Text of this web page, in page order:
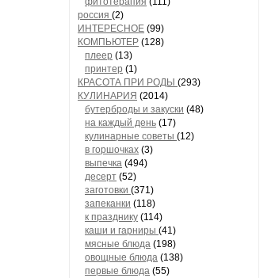
россия (2)
ИНТЕРЕСНОЕ (99)
КОМПЬЮТЕР (128)
плеер (13)
принтер (1)
КРАСОТА ПРИ РОДЫ (293)
КУЛИНАРИЯ (2014)
бутерброды и закуски (48)
на каждый день (17)
кулинарные советы (12)
в горшочках (3)
выпечка (494)
десерт (52)
заготовки (371)
запеканки (118)
к празднику (114)
каши и гарниры (41)
мясные блюда (198)
овощные блюда (138)
первые блюда (55)